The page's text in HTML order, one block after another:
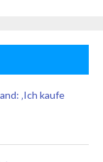
‚Ich kaufe